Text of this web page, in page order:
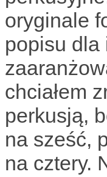
oryginale
popisu dla
chciałem
perkusją,
na sześć,
na cztery.